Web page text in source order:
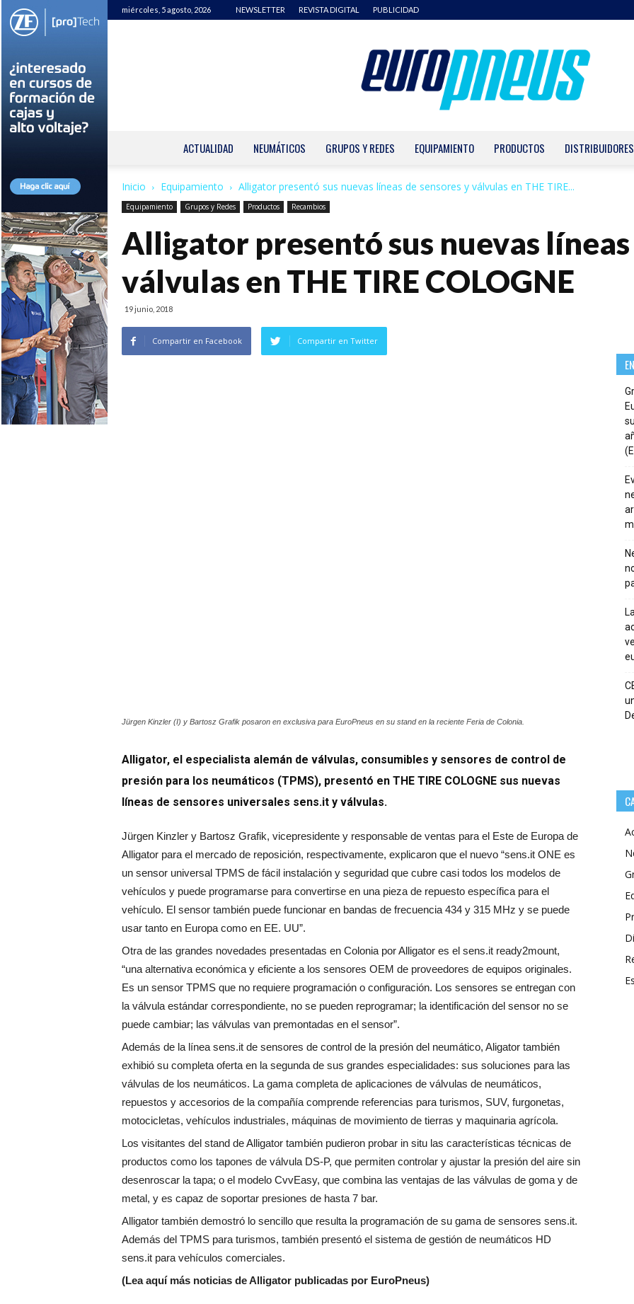
miércoles, 5 agosto, 2026 NEWSLETTER REVISTA DIGITAL PUBLICIDAD
ACTUALIDAD NEUMÁTICOS GRUPOS Y REDES EQUIPAMIENTO PRODUCTOS DISTRIBUIDORES
Inicio Equipamiento Alligator presentó sus nuevas líneas de sensores y válvulas en THE TIRE...
Equipamiento Grupos y Redes Productos Recambios
Alligator presentó sus nuevas líneas
válvulas en THE TIRE COLOGNE
19 junio, 2018
Compartir en Facebook Compartir en Twitter
Jürgen Kinzler (I) y Bartosz Grafik posaron en exclusiva para EuroPneus en su stand en la reciente Feria de Colonia.
Alligator, el especialista alemán de válvulas, consumibles y sensores de control de
presión para los neumáticos (TPMS), presentó en THE TIRE COLOGNE sus nuevas
líneas de sensores universales sens.it y válvulas.
Jürgen Kinzler y Bartosz Grafik, vicepresidente y responsable de ventas para el Este de Europa de
Alligator para el mercado de reposición, respectivamente, explicaron que el nuevo “sens.it ONE es
un sensor universal TPMS de fácil instalación y seguridad que cubre casi todos los modelos de
vehículos y puede programarse para convertirse en una pieza de repuesto específica para el
vehículo. El sensor también puede funcionar en bandas de frecuencia 434 y 315 MHz y se puede
usar tanto en Europa como en EE. UU”.
Otra de las grandes novedades presentadas en Colonia por Alligator es el sens.it ready2mount,
“una alternativa económica y eficiente a los sensores OEM de proveedores de equipos originales.
Es un sensor TPMS que no requiere programación o configuración. Los sensores se entregan con
la válvula estándar correspondiente, no se pueden reprogramar; la identificación del sensor no se
puede cambiar; las válvulas van premontadas en el sensor”.
Además de la línea sens.it de sensores de control de la presión del neumático, Aligator también
exhibió su completa oferta en la segunda de sus grandes especialidades: sus soluciones para las
válvulas de los neumáticos. La gama completa de aplicaciones de válvulas de neumáticos,
repuestos y accesorios de la compañía comprende referencias para turismos, SUV, furgonetas,
motocicletas, vehículos industriales, máquinas de movimiento de tierras y maquinaria agrícola.
Los visitantes del stand de Alligator también pudieron probar in situ las características técnicas de
productos como los tapones de válvula DS-P, que permiten controlar y ajustar la presión del aire sin
desenroscar la tapa; o el modelo CvvEasy, que combina las ventajas de las válvulas de goma y de
metal, y es capaz de soportar presiones de hasta 7 bar.
Alligator también demostró lo sencillo que resulta la programación de su gama de sensores sens.it.
Además del TPMS para turismos, también presentó el sistema de gestión de neumáticos HD
sens.it para vehículos comerciales.
(Lea aquí más noticias de Alligator publicadas por EuroPneus)